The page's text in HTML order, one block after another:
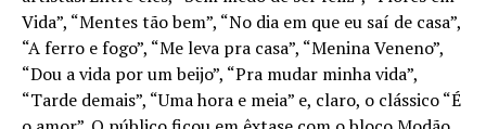
Vida”, “Mentes tão bem”, “No dia em que eu saí de casa”,
“A ferro e fogo”, “Me leva pra casa”, “Menina Veneno”,
“Dou a vida por um beijo”, “Pra mudar minha vida”,
“Tarde demais”, “Uma hora e meia” e, claro, o clássico “É